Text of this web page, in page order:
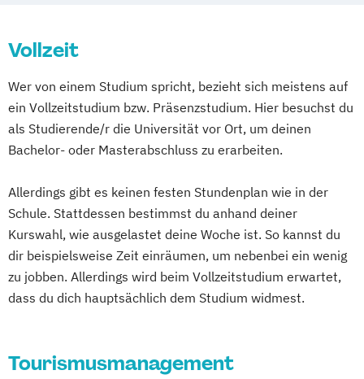
Vollzeit
Wer von einem Studium spricht, bezieht sich meistens auf
ein Vollzeitstudium bzw. Präsenzstudium. Hier besuchst du
als Studierende/r die Universität vor Ort, um deinen
Bachelor- oder Masterabschluss zu erarbeiten.
Allerdings gibt es keinen festen Stundenplan wie in der
Schule. Stattdessen bestimmst du anhand deiner
Kurswahl, wie ausgelastet deine Woche ist. So kannst du
dir beispielsweise Zeit einräumen, um nebenbei ein wenig
zu jobben. Allerdings wird beim Vollzeitstudium erwartet,
dass du dich hauptsächlich dem Studium widmest.
Tourismusmanagement